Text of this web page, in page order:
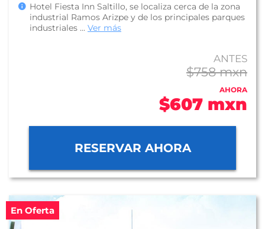
Hotel Fiesta Inn Saltillo, se localiza cerca de la zona
industrial Ramos Arizpe y de los principales parques
industriales ... Ver más
ANTES
$758 mxn
AHORA
$607 mxn
RESERVAR AHORA
En Oferta